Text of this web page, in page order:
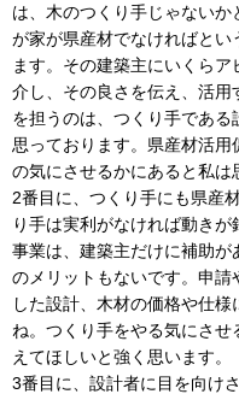
は、木のつくり手じゃない
が家が県産材でなければと
ます。その建築主にいくら
介し、その良さを伝え、活用
を担うのは、つくり手である
思っております。県産材活
の気にさせるかにあると私は
2番目に、つくり手にも県産
り手は実利がなければ動き
事業は、建築主だけに補助
のメリットもないです。申
した設計、木材の価格や仕
ね。つくり手をやる気にさ
えてほしいと強く思います。
3番目に、設計者に目を向け